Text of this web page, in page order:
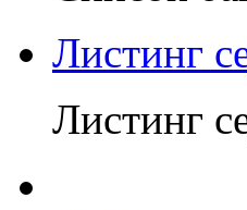
Листинг
Листинг